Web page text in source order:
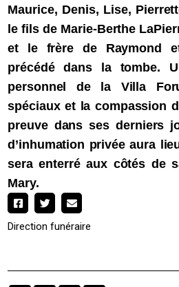
Maurice, Denis, Lise,
le fils de Marie-Berthe
et le frère de Raymond
précédé dans la tombe.
personnel de la Villa
spéciaux et la compassion
preuve dans ses derniers
d’inhumation privée aura
sera enterré aux côtés de
Mary.
Direction funéraire